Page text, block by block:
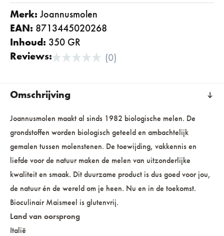
Merk: joannusmolen
EAN: 8713445020268
Inhoud: 350 GR
Reviews:
(0)
Omschrijving
Joannusmolen maakt al sinds 1982 biologische melen. De
grondstoffen worden biologisch geteeld en ambachtelijk
gemalen tussen molenstenen. De toewijding, vakkennis en
liefde voor de natuur maken de melen van uitzonderlijke
kwaliteit en smaak. Dit duurzame product is dus goed voor jou,
de natuur én de wereld om je heen. Nu en in de toekomst.
Bioculinair Maismeel is glutenvrij.
Land van oorsprong
Italië